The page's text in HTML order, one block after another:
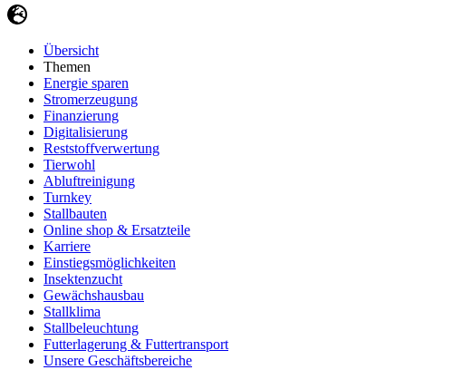
Übersicht
Themen
Energie sparen
Stromerzeugung
Finanzierung
Digitalisierung
Reststoffverwertung
Tierwohl
Abluftreinigung
Turnkey
Stallbauten
Online shop & Ersatzteile
Karriere
Einstiegsmöglichkeiten
Insektenzucht
Gewächshausbau
Stallklima
Stallbeleuchtung
Futterlagerung & Futtertransport
Unsere Geschäftsbereiche